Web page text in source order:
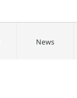
News